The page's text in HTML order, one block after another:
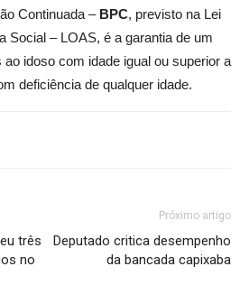
Continuada – BPC, previsto na Lei
Social – LOAS, é a garantia de um
idoso com idade igual ou superior a
deficiência de qualquer idade.
três
no
Próximo artigo
Deputado critica desempenho
da bancada capixaba